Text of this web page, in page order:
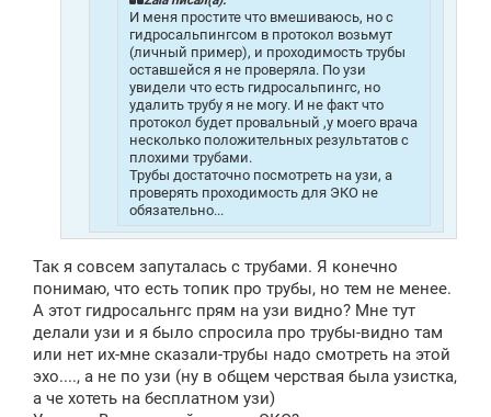
И меня простите что вмешиваюсь, но с
гидросальпингсом в протокол возьмут
(личный пример), и проходимость трубы
оставшейся я не проверяла. По узи
увидели что есть гидросальпингс, но
удалить трубу я не могу. И не факт что
протокол будет провальный ,у моего врача
несколько положительных результатов с
плохими трубами.
Трубы достаточно посмотреть на узи, а
проверять проходимость для ЭКО не
обязательно...
Так я совсем запуталась с трубами. Я конечно
понимаю, что есть топик про трубы, но тем не менее.
А этот гидросальнгс прям на узи видно? Мне тут
делали узи и я было спросила про трубы-видно там
или нет их-мне сказали-трубы надо смотреть на этой
эхо...., а не по узи (ну в общем черствая была узистка,
а че хотеть на бесплатном узи)